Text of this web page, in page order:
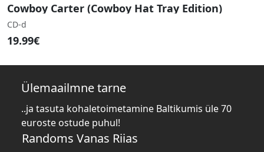
Cowboy Carter (Cowboy Hat Tray Edition)
CD-d
19.99€
Ülemaailmne tarne
..ja tasuta kohaletoimetamine Baltikumis üle 70
euroste ostude puhul!
Randoms Vanas Riias